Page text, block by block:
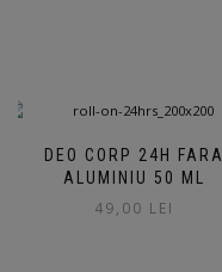
DEO CORP 24H FARA
ALUMINIU 50 ML
49,00 LEI